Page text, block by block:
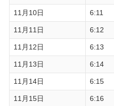
11月10日 6:11
11月11日 6:12
11月12日 6:13
11月13日 6:14
11月14日 6:15
11月15日 6:16